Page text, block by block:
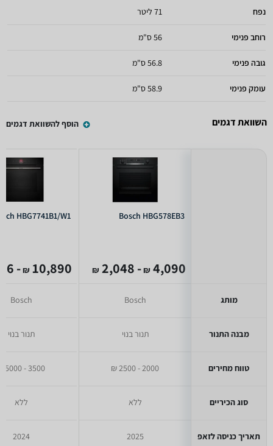
נפח 71 ליטר
רוחב פנימי 56 ס"מ
גובה פנימי 56.8 ס"מ
עומק פנימי 58.9 ס"מ
השוואת דגמים הוסף להשוואת דגמים
מותג
מבנה התנור
טווח מחירים
סוג הכיריים
תאריך כניסה לזאפ
Bosch HBG578EB3
4,090
₪
- 2,048
₪
Bosch
תנור בנוי
2000 - 2500 ₪
ללא
2025
HBG7741B1/W1
10,890
₪
- 4,146
Bosch
תנור בנוי
3500 - 5000 ₪
ללא
2024